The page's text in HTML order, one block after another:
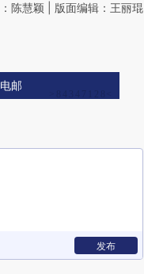
陈慧颖 | 版面编辑：王丽琨
邮
发布